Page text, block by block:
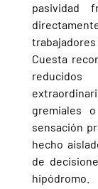
pasividad
trabajadores
Cuesta
gremiales
sensación
hecho
de
hipódromo.